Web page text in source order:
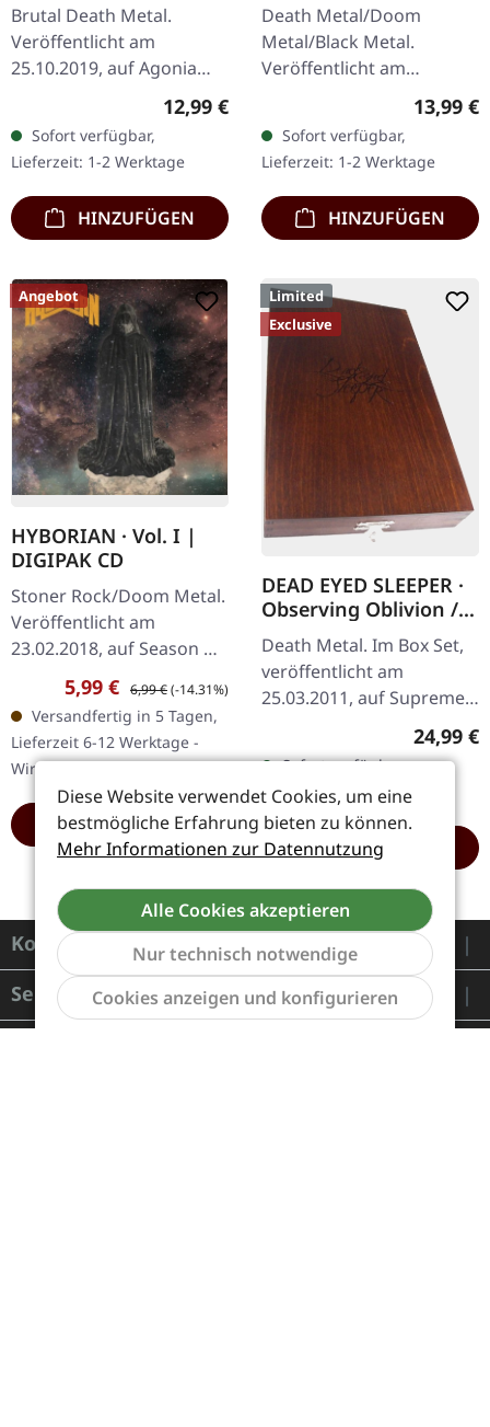
Brutal Death Metal.
Veröffentlicht am
25.10.2019, auf Agonia
Records. CD im Jewelcase.
Das italienische Death-
Metal-Kraftpaket Hour Of
Penance…
Regulärer Preis:
12,99 €
Sofort verfügbar,
Lieferzeit: 1-2 Werktage
HINZUFÜGEN
Death Metal/Doom
Metal/Black Metal.
Veröffentlicht am
15.10.2025, auf Darkness
Shall Rise Productions. CD
im Jewelcase mit 8-
seitigem Booklet. Die…
13,99 €
Sofort verfügbar,
Lieferzeit: 1-2 Werktage
HINZUFÜGEN
Angebot
HYBORIAN · Vol. I |
DIGIPAK CD
Stoner Rock/Doom Metal.
Veröffentlicht am
23.02.2018, auf Season Of
Mist. CD im Digipak, erste
Auflage. Hyborian spielen
keine Riffs — sie
schmieden…
Verkaufspreis:
5,99 € Regulärer Preis:
6,99 €(-14.31%)
Versandfertig in 5 Tagen,
Lieferzeit 6-12 Werktage -
Wird in Kürze eintreffen
HINZUFÜGEN
Limited
Exclusive
DEAD EYED SLEEPER ·
Observing Oblivion /
Through Forests Of
Nonentities | 2CD
WOODEN BOX SET
Death Metal. Im Box Set,
veröffentlicht am
25.03.2011, auf Supreme
Chaos Records. Der
Nachfolger von "Through
ist direkter…
24,99 €
Sofort verfügbar,
Lieferzeit: 1-2 Werktage
HINZUFÜGEN
Kontakt
Service
Diese Website verwendet Cookies, um eine
bestmögliche Erfahrung bieten zu können.
Mehr Informationen zur Datennutzung
Alle Cookies akzeptieren
Nur technisch notwendige
Cookies anzeigen und konfigurieren